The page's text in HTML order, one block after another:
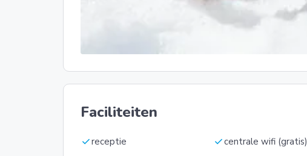
Faciliteiten
checkreceptie checkcentrale wifi (gratis)